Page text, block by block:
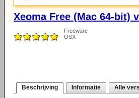
Xeoma Free (Mac 64-bit)
Freeware
OSX
Beschrijving Informatie Alle